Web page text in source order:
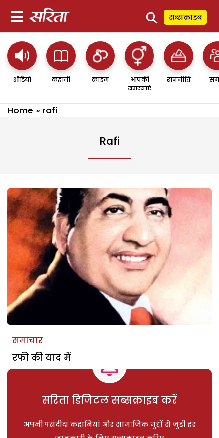
⚲ सब्सक्राइब
ऑडियो कहानी क्राइम
आपकी
समस्याएं
राजनीति
Home » rafi
Rafi
समाचार
रफी की याद में
सरिता डिजिटल सब्सक्राइब करें
अपनी पसंदीदा कहानियां और सामाजिक मुद्दों से जुड़ी हर